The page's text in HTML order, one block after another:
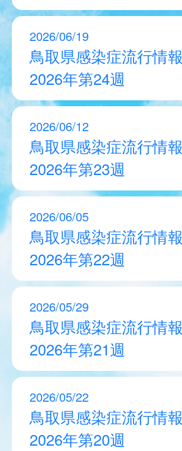
2026/06/19
鳥取県感染症流行情報
2026年第24週
2026/06/12
鳥取県感染症流行情報
2026年第23週
2026/06/05
鳥取県感染症流行情報
2026年第22週
2026/05/29
鳥取県感染症流行情報
2026年第21週
2026/05/22
鳥取県感染症流行情報
2026年第20週